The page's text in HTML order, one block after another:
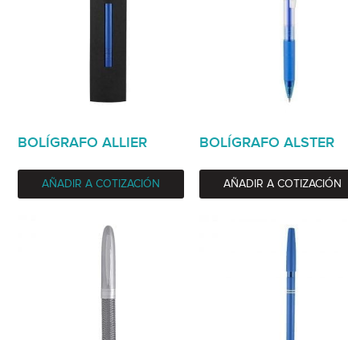
BOLÍGRAFO ALLIER
AÑADIR A COTIZACIÓN
BOLÍGRAFO ALSTER
AÑADIR A COTIZACIÓN